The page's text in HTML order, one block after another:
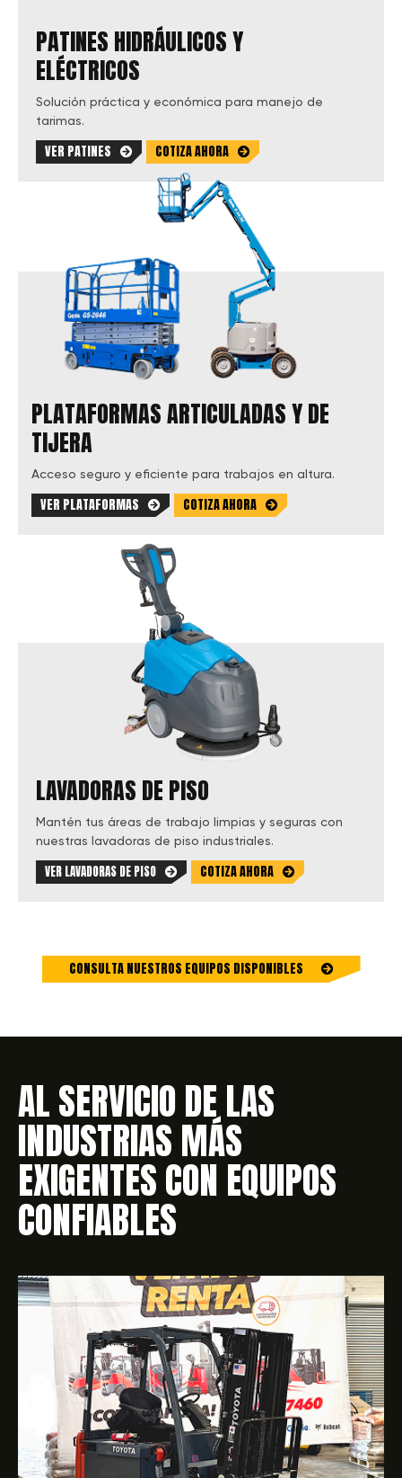
PATINES HIDRÁULICOS Y
ELÉCTRICOS
Solución práctica y económica para manejo de
tarimas.
VER PATINES COTIZA AHORA
PLATAFORMAS ARTICULADAS Y DE
TIJERA
Acceso seguro y eficiente para trabajos en altura.
VER PLATAFORMAS COTIZA AHORA
LAVADORAS DE PISO
Mantén tus áreas de trabajo limpias y seguras con
nuestras lavadoras de piso industriales.
VER LAVADORAS DE PISO COTIZA AHORA
CONSULTA NUESTROS EQUIPOS DISPONIBLES
AL SERVICIO DE LAS
INDUSTRIAS MÁS
EXIGENTES CON EQUIPOS
CONFIABLES